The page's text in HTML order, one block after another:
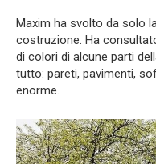
Maxim ha svolto da solo
costruzione. Ha
di colori di alcune parti
tutto: pareti, pavimenti,
enorme.